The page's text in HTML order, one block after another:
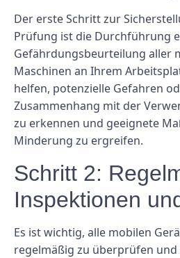
Der erste Schritt zur
Prüfung ist die Durchführung
Gefährdungsbeurteilung aller
Maschinen an Ihrem
helfen, potenzielle Gefahren
Zusammenhang mit der
zu erkennen und geeignete
Minderung zu ergreifen.
Schritt 2:
Inspektionen
Es ist wichtig, alle mobilen
regelmäßig zu überprüfen